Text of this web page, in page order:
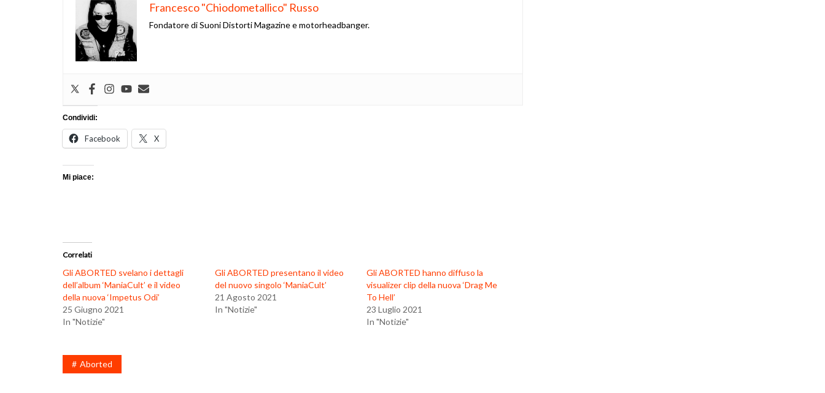
Francesco "Chiodometallico" Russo
Fondatore di Suoni Distorti Magazine e motorheadbanger.
Condividi:
Facebook X
Mi piace:
Correlati
Gli ABORTED svelano i dettagli
dell’album ‘ManiaCult’ e il video
della nuova ‘Impetus Odi’
25 Giugno 2021
In "Notizie"
Gli ABORTED presentano il video
del nuovo singolo ‘ManiaCult’
21 Agosto 2021
In "Notizie"
Gli ABORTED hanno diffuso la
visualizer clip della nuova ‘Drag Me
To Hell’
23 Luglio 2021
In "Notizie"
Aborted